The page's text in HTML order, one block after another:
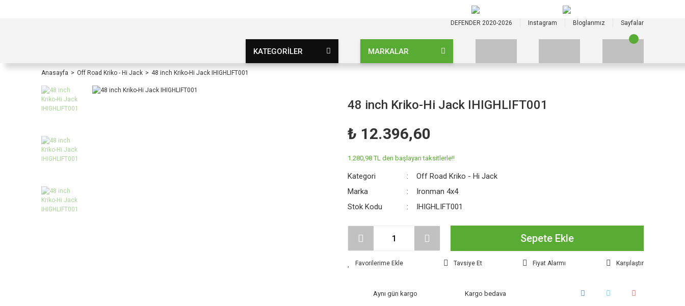
DEFENDER 2020-2026 Instagram Bloglarımız Sayfalar
KATEGORİLER MARKALAR
Anasayfa Off Road Kriko - Hi Jack 48 inch Kriko-Hi Jack IHIGHLIFT001
48 inch Kriko-Hi Jack IHIGHLIFT001
₺ 12.396,60
1.280,98 TL den başlayan taksitlerle!!
Kategori
Off Road Kriko - Hi Jack
Marka
Ironman 4x4
Stok Kodu
IHIGHLIFT001
Sepete Ekle
Tavsiye Et Fiyat Alarmı Karşılaştır
Aynı gün kargo Kargo bedava